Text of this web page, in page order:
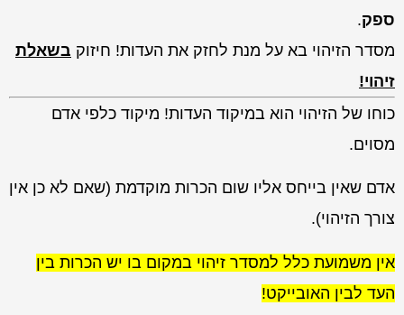
ספק.
מסדר הזיהוי בא על מנת לחזק את העדות! חיזוק בשאלת
זיהוי!
כוחו של הזיהוי הוא במיקוד העדות! מיקוד כלפי אדם
מסוים.
אדם שאין בייחס אליו שום הכרות מוקדמת (שאם לא כן אין
צורך הזיהוי).
אין משמועת כלל למסדר זיהוי במקום בו יש הכרות בין
העד לבין האובייקט!